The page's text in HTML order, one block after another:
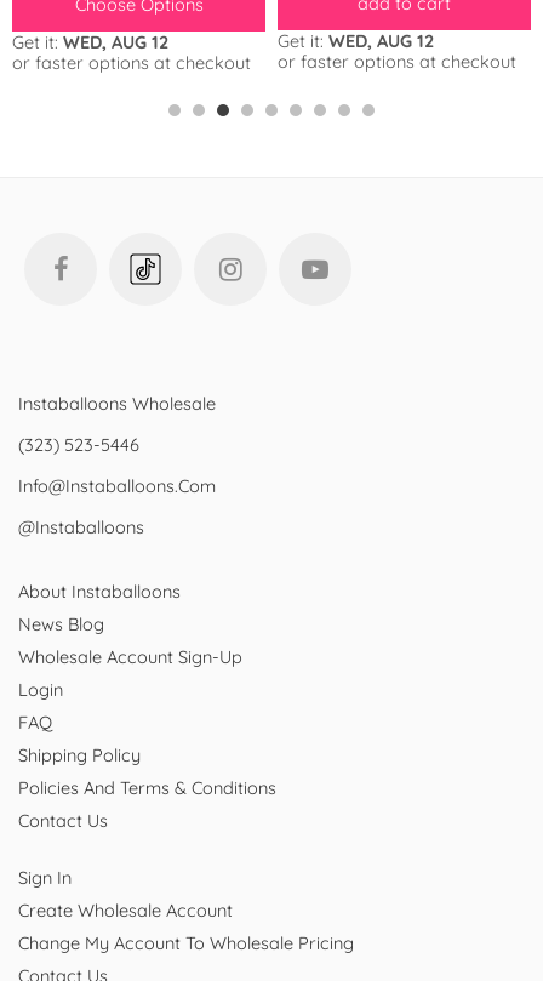
Get it: WED, AUG 12
or faster options at checkout
Get it: WED, AUG 12
or faster options at checkout
Instaballoons Wholesale
(323) 523-5446
Info@instaballoons.com
@instaballoons
About Instaballoons
News Blog
Wholesale Account Sign-Up
Login
FAQ
Shipping Policy
Policies And Terms & Conditions
Contact Us
Sign In
Create Wholesale Account
Change My Account To Wholesale Pricing
Contact Us